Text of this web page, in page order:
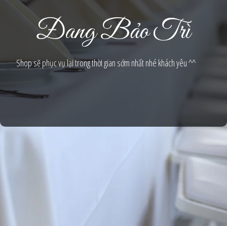
Đang Bảo Trì
Shop sẽ phục vụ lại trong thời gian sớm nhất nhé khách yêu ^^